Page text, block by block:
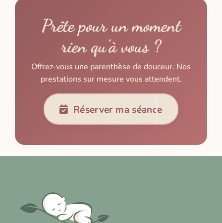
Prête pour un moment
rien qu'à vous ?
Offrez-vous une parenthèse de douceur. Nos
prestations sur mesure vous attendent.
Réserver ma séance